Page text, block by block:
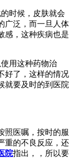
时候，皮肤就会
广泛，而一旦人体
感，这种疾病也是
用这种药物治
好了，这样的情况
就要及时的到医院
照医嘱，按时的服
重的不良反应，还
院指出，，所以要